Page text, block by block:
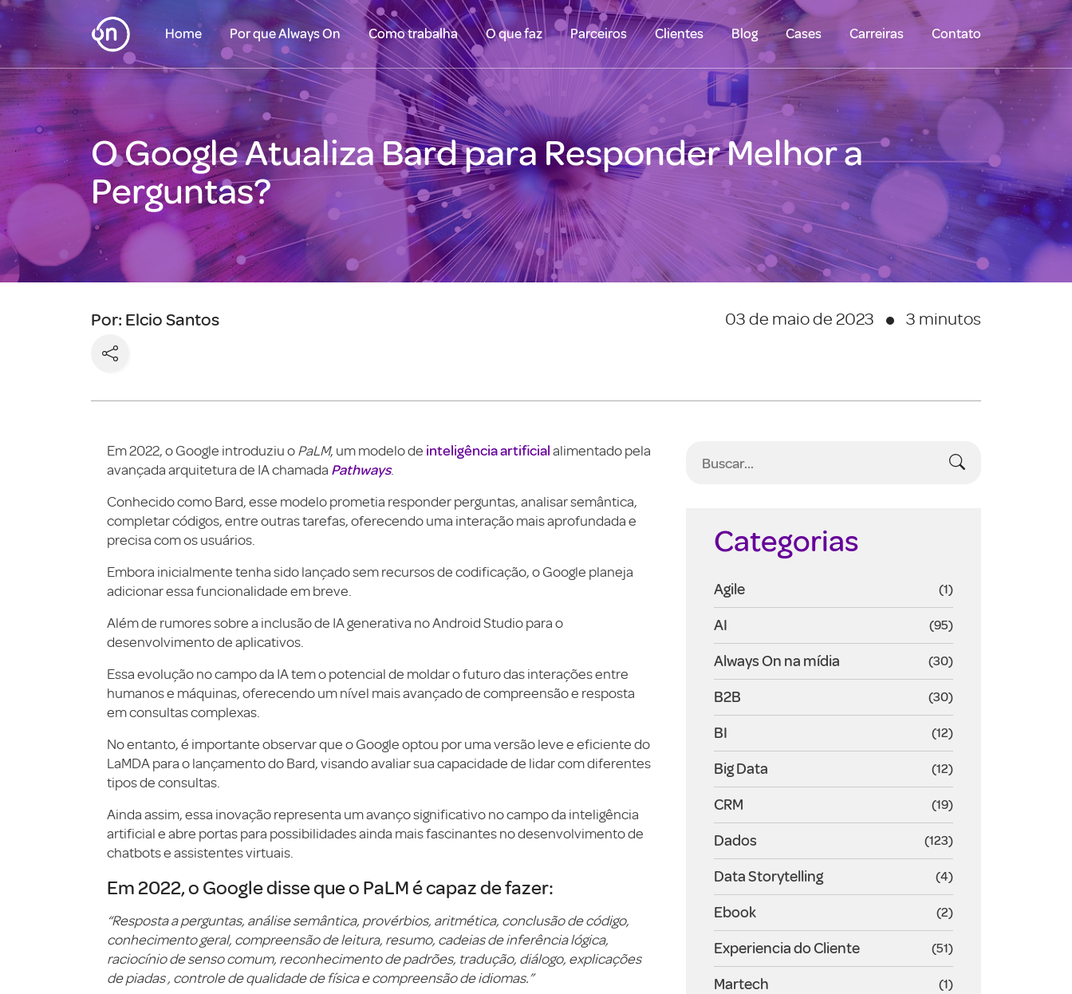
Home Por que Always On Como trabalha O que faz Parceiros Clientes Blog Cases Carreiras Contato
O Google Atualiza Bard para Responder Melhor a
Perguntas?
Por: Elcio Santos 03 de maio de 2023 3 minutos
Em 2022, o Google introduziu o PaLM, um modelo de inteligência artificial alimentado pela
avançada arquitetura de IA chamada Pathways.
Conhecido como Bard, esse modelo prometia responder perguntas, analisar semântica,
completar códigos, entre outras tarefas, oferecendo uma interação mais aprofundada e
precisa com os usuários.
Embora inicialmente tenha sido lançado sem recursos de codificação, o Google planeja
adicionar essa funcionalidade em breve.
Além de rumores sobre a inclusão de IA generativa no Android Studio para o
desenvolvimento de aplicativos.
Essa evolução no campo da IA tem o potencial de moldar o futuro das interações entre
humanos e máquinas, oferecendo um nível mais avançado de compreensão e resposta
em consultas complexas.
No entanto, é importante observar que o Google optou por uma versão leve e eficiente do
LaMDA para o lançamento do Bard, visando avaliar sua capacidade de lidar com diferentes
tipos de consultas.
Ainda assim, essa inovação representa um avanço significativo no campo da inteligência
artificial e abre portas para possibilidades ainda mais fascinantes no desenvolvimento de
chatbots e assistentes virtuais.
Em 2022, oGoogledisse que o PaLM é capaz de fazer:
“Resposta a perguntas, análise semântica, provérbios, aritmética, conclusão de código,
conhecimento geral, compreensão de leitura, resumo, cadeias de inferência lógica,
raciocínio de senso comum, reconhecimento de padrões, tradução, diálogo, explicações
de piadas , controle de qualidade de física e compreensão de idiomas.”
Categorias
Agile (1)
AI (95)
Always On na mídia (30)
B2B (30)
BI (12)
Big Data (12)
CRM (19)
Dados (123)
Data Storytelling (4)
Ebook (2)
Experiencia do Cliente (51)
Martech (1)